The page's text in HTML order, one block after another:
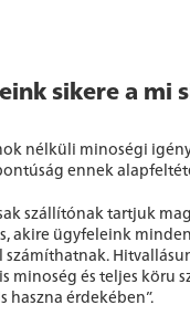
sikere a mi
nélküli minoségi
ennek
szállítónak tartjuk
akire ügyfeleink minden
minoség és teljes köru
haszna érdekében”.